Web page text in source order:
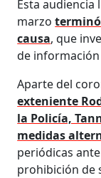
Esta audiencia
marzo
causa, que
de
Aparte del
exteniente
la Policía,
medidas
periódicas
prohibición de